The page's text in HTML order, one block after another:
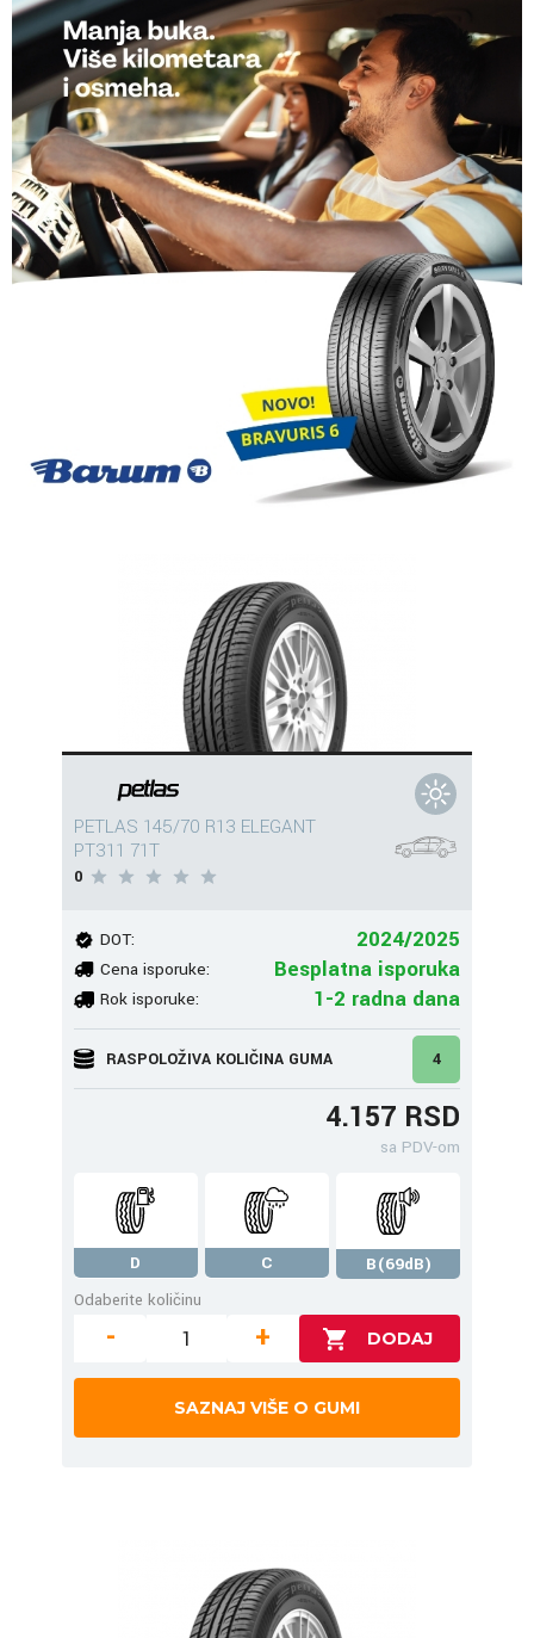
PETLAS 145/70 R13 ELEGANT
PT311 71T
0
DOT: 2024/2025
Cena isporuke: Besplatna isporuka
Rok isporuke: 1-2 radna dana
RASPOLOŽIVA KOLIČINA GUMA 4
4.157 RSD
sa PDV-om
D C
B(69dB)
Odaberite količinu
- +
SAZNAJ VIŠE O GUMI